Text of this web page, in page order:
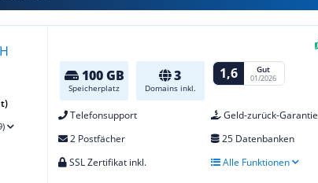
100 GB
Speicherplatz
3
Domains inkl.
1,6 Gut
01/2026
Telefonsupport
Geld-zurück-Garantie
2 Postfächer
25 Datenbanken
SSL Zertifikat inkl.
Alle Funktionen